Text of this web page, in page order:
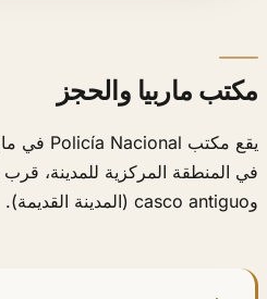
مكتب ماربيا والحجز
وcasco antiguo (المدينة القديمة).